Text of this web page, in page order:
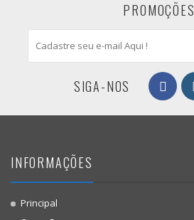
PROMOÇÕES
SIGA-NOS
INFORMAÇÕES
Principal